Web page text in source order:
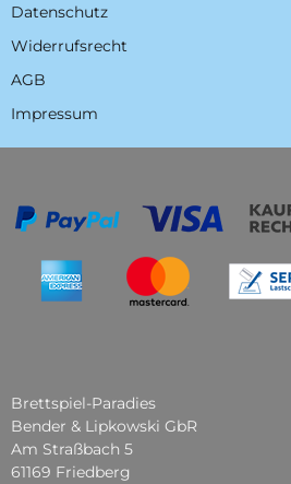
Datenschutz
Widerrufsrecht
AGB
Impressum
Brettspiel-Paradies
Bender & Lipkowski GbR
Am Straßbach 5
61169 Friedberg